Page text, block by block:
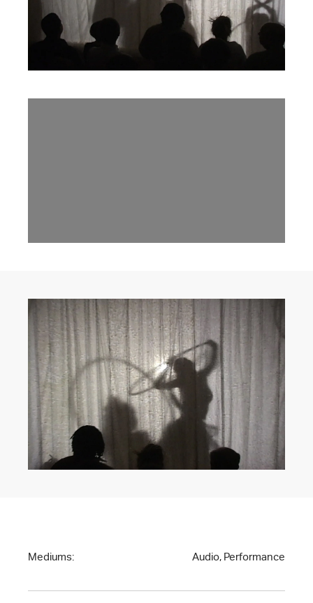
Mediums: Audio, Performance